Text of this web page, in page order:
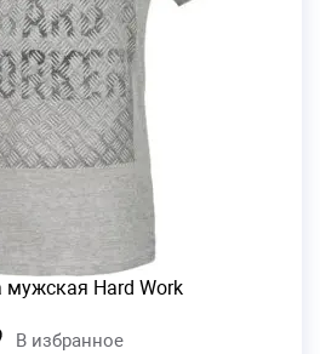
мужская Hard Work
В избранное